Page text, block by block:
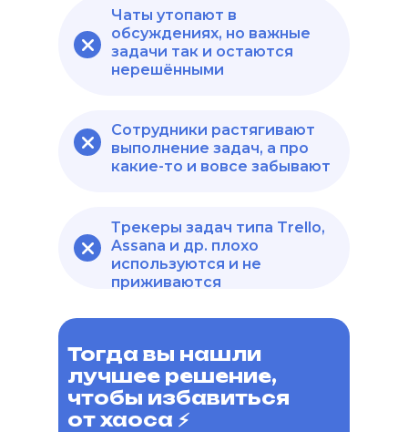
Чаты утопают в
обсуждениях, но важные
задачи так и остаются
нерешёнными
Сотрудники растягивают
выполнение задач, а про
какие-то и вовсе забывают
Трекеры задач типа Trello,
Assana и др. плохо
используются и не
приживаются
Тогда вы нашли
лучшее решение,
чтобы избавиться
от хаоса ⚡️